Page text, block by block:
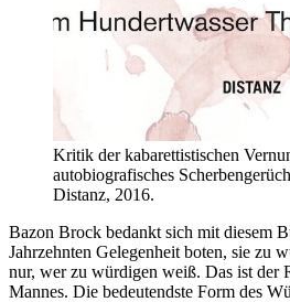
Kritik der kabarettistischen
autobiografisches
Distanz, 2016.
Bazon Brock bedankt sich mit diesem
Jahrzehnten Gelegenheit boten, sie zu
nur, wer zu würdigen weiß. Das ist der
Mannes. Die bedeutendste Form des